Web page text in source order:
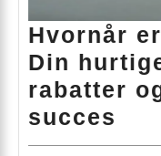
Hvornår
Din
rabatter
succes
er